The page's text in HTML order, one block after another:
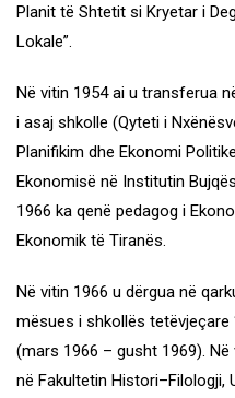
Planit të Shtetit si Kryetar i
Lokale”.
Në vitin 1954 ai u transferua
i asaj shkolle (Qyteti i
Planifikim dhe Ekonomi
Ekonomisë në Institutin
1966 ka qenë pedagog i
Ekonomik të Tiranës.
Në vitin 1966 u dërgua në
mësues i shkollës tetëvjeçare
(mars 1966 – gusht 1969).
në Fakultetin Histori–Filologji,